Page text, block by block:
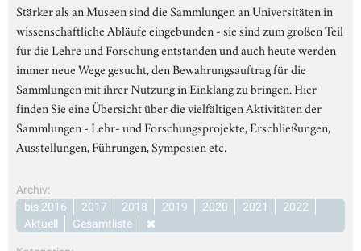
Stärker als an Museen sind die Sammlungen an Universitäten in
wissenschaftliche Abläufe eingebunden - sie sind zum großen Teil
für die Lehre und Forschung entstanden und auch heute werden
immer neue Wege gesucht, den Bewahrungsauftrag für die
Sammlungen mit ihrer Nutzung in Einklang zu bringen. Hier
finden Sie eine Übersicht über die vielfältigen Aktivitäten der
Sammlungen - Lehr- und Forschungsprojekte, Erschließungen,
Ausstellungen, Führungen, Symposien etc.
Archiv:
bis 2016
2017 2018 2019 2020 2021
2022
Aktuell
Gesamtliste